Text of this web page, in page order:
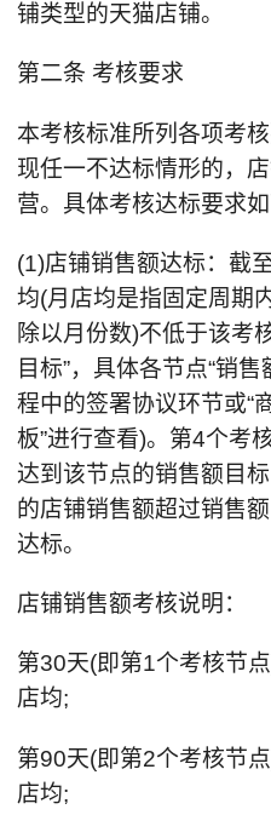
铺类型的天猫店铺。
第二条 考核要求
本考核标准所列各项考
现任一不达标情形的，
营。具体考核达标要求如
(1)店铺销售额达标：截
均(月店均是指固定周期
除以月份数)不低于该考
目标”，具体各节点“销
程中的签署协议环节或“
板”进行查看)。第4个考
达到该节点的销售额目
的店铺销售额超过销售
达标。
店铺销售额考核说明：
第30天(即第1个考核节
店均;
第90天(即第2个考核节
店均;